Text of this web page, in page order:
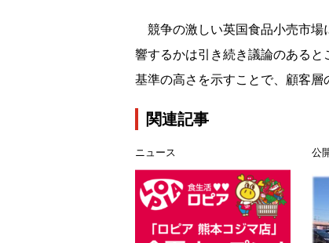
競争の激しい英国食品小売市場
響するかは引き続き議論のある
基準の高さを示すことで、顧客層
関連記事
ニュース 公